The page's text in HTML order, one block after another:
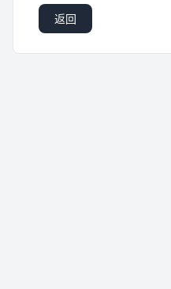
返回